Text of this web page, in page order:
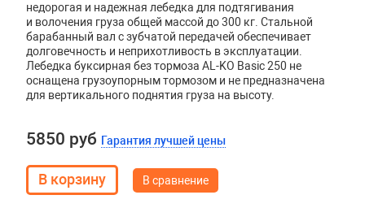
недорогая и надежная лебедка для подтягивания
и волочения груза общей массой до 300 кг. Стальной
барабанный вал с зубчатой передачей обеспечивает
долговечность и неприхотливость в эксплуатации.
Лебедка буксирная без тормоза AL-KO Basic 250 не
оснащена грузоупорным тормозом и не предназначена
для вертикального поднятия груза на высоту.
5850 руб Гарантия лучшей цены
В сравнение